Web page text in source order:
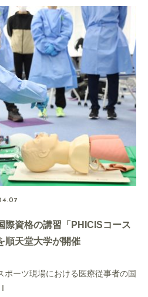
際資格の講習「PHICISコース
順天堂大学が開催
ーツ現場における医療従事者の国